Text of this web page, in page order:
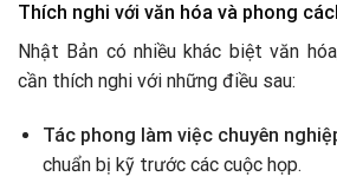
Thích nghi với văn hóa và phong
Nhật Bản có nhiều khác biệt văn
cần thích nghi với những điều sau:
Tác phong làm việc chuyên
chuẩn bị kỹ trước các cuộc họp.